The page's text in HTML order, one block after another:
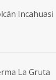
Incahuasi
La Gruta